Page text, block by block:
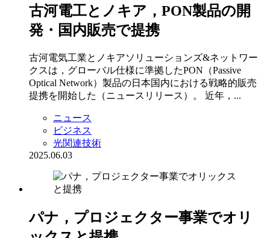
古河電工とノキア，PON製品の開
発・国内販売で提携
古河電気工業とノキアソリューションズ&ネットワー
クスは，グローバル仕様に準拠したPON（Passive
Optical Network）製品の日本国内における戦略的販売
提携を開始した（ニュースリリース）。 近年，...
ニュース
ビジネス
光関連技術
2025.06.03
パナ，プロジェクター事業でオリ